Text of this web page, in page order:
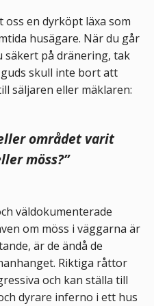
oss en dyrköpt läxa som
husägare. När du går
säkert på dränering, tak
skull inte bort att
säljaren eller mäklaren:
området varit
möss?”
väldokumenterade
om möss i väggarna är
är de ändå de
Riktiga råttor
och kan ställa till
dyrare inferno i ett hus